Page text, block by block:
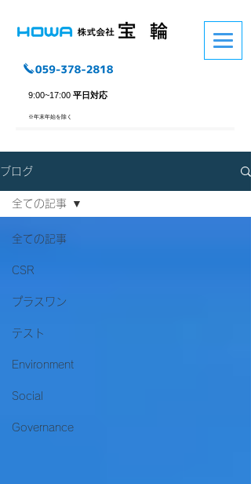
9:00~17:00 平日対応
※​年末年始を除く
ブログ
全ての記事
CSR
プラスワン
テスト
Environment
Social
Governance
全ての記事